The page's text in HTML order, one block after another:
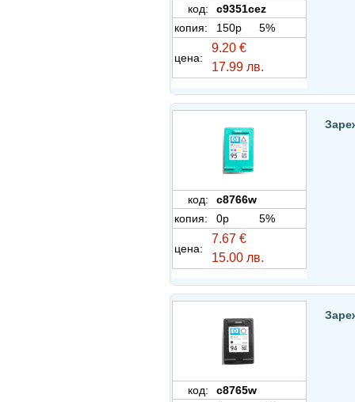
код:
c9351cez
копия:
150p 5%
цена:
9.20 €
17.99 лв.
код:
c8766w
копия:
0p 5%
цена:
7.67 €
15.00 лв.
код:
c8765w